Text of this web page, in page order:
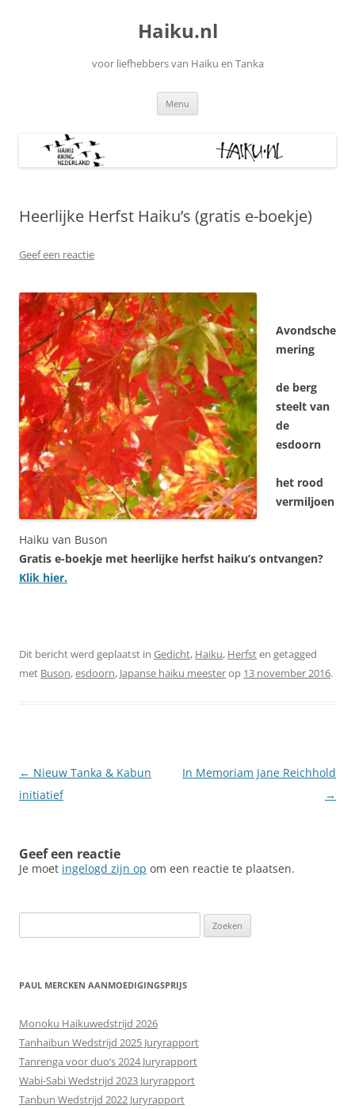
Haiku.nl
voor liefhebbers van Haiku en Tanka
Menu
Heerlijke Herfst Haiku’s (gratis e-boekje)
Geef een reactie
Avondsche
mering
de berg
steelt van
de
esdoorn
het rood
vermiljoen
Haiku van Buson
Gratis e-boekje met heerlijke herfst haiku’s ontvangen?
Klik hier.
Dit bericht werd geplaatst in Gedicht, Haiku, Herfsten getagged
met Buson,esdoorn, Japanse haiku meesterop 13 november 2016.
Berichtnavigatie
← Nieuw Tanka & Kabun
initiatief
In Memoriam Jane Reichhold
→
Geef een reactie
Je moet ingelogd zijn op om een reactie te plaatsen.
naar:
PAUL MERCKEN AANMOEDIGINGSPRIJS
Monoku Haikuwedstrijd 2026
Tanhaibun Wedstrijd 2025 Juryrapport
Tanrenga voor duo’s 2024 Juryrapport
Wabi-Sabi Wedstrijd 2023 Juryrapport
Tanbun Wedstrijd 2022 Juryrapport